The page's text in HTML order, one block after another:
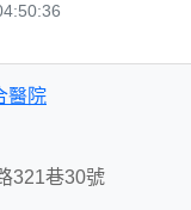
醫院
321巷30號